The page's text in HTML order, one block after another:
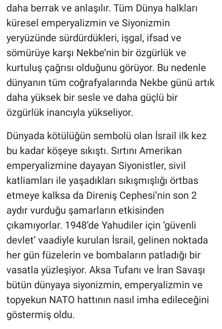
daha berrak ve anlaşılır. Tüm Dünya halkları
küresel emperyalizmin ve Siyonizmin
yeryüzünde sürdürdükleri, işgal, ifsad ve
sömürüye karşı Nekbe’nin bir özgürlük ve
kurtuluş çağrısı olduğunu görüyor. Bu nedenle
dünyanın tüm coğrafyalarında Nekbe günü artık
daha yüksek bir sesle ve daha güçlü bir
özgürlük inancıyla yükseliyor.
Dünyada kötülüğün sembolü olan İsrail ilk kez
bu kadar köşeye sıkıştı. Sırtını Amerikan
emperyalizmine dayayan Siyonistler, sivil
katliamları ile yaşadıkları sıkışmışlığı örtbas
etmeye kalksa da Direniş Cephesi’nin son 2
aydır vurduğu şamarların etkisinden
çıkamıyorlar. 1948’de Yahudiler için ‘güvenli
devlet’ vaadiyle kurulan İsrail, gelinen noktada
her gün füzelerin ve bombaların patladığı bir
vasatla yüzleşiyor. Aksa Tufanı ve İran Savaşı
bütün dünyaya siyonizmin, emperyalizmin ve
topyekun NATO hattının nasıl imha edileceğini
göstermiş oldu.